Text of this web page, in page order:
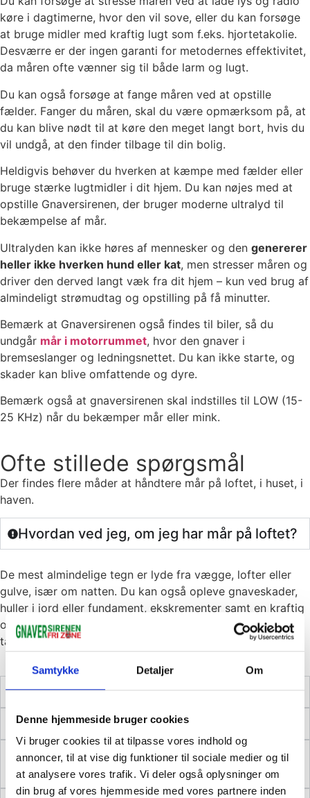
Samtykke Detaljer Om
Denne hjemmeside bruger cookies
Vi bruger cookies til at tilpasse vores indhold og
annoncer, til at vise dig funktioner til sociale medier og til
at analysere vores trafik. Vi deler også oplysninger om
din brug af vores hjemmeside med vores partnere inden
køre i dagtimerne, hvor den vil sove, eller du kan forsøge
at bruge midler med kraftig lugt som f.eks. hjortetakolie.
Desværre er der ingen garanti for metodernes effektivitet,
da måren ofte vænner sig til både larm og lugt.
Du kan også forsøge at fange måren ved at opstille
fælder. Fanger du måren, skal du være opmærksom på, at
du kan blive nødt til at køre den meget langt bort, hvis du
vil undgå, at den finder tilbage til din bolig.
Heldigvis behøver du hverken at kæmpe med fælder eller
bruge stærke lugtmidler i dit hjem. Du kan nøjes med at
opstille Gnaversirenen, der bruger moderne ultralyd til
bekæmpelse af mår.
Ultralyden kan ikke høres af mennesker og den genererer
heller ikke hverken hund eller kat, men stresser måren og
driver den derved langt væk fra dit hjem – kun ved brug af
almindeligt strømudtag og opstilling på få minutter.
Bemærk at Gnaversirenen også findes til biler, så du
undgår mår i motorrummet, hvor den gnaver i
bremseslanger og ledningsnettet. Du kan ikke starte, og
skader kan blive omfattende og dyre.
Bemærk også at gnaversirenen skal indstilles til LOW (15-
25 KHz) når du bekæmper mår eller mink.
Ofte stillede spørgsmål
Der findes flere måder at håndtere mår på loftet, i huset, i
haven.
Hvordan ved jeg, om jeg har mår på loftet?
De mest almindelige tegn er lyde fra vægge, lofter eller
gulve, især om natten. Du kan også opleve gnaveskader,
huller i jord eller fundament, ekskrementer samt en kraftig
og ubehagelig lugt. Disse tegn kan indikere, at der er mår
tæt på eller inde i bygningen.
Er mår på loftet farlige?
Virker ultralyd mod mår?
Hvad er den bedste løsning til
bekæmpelse af mår på loftet?